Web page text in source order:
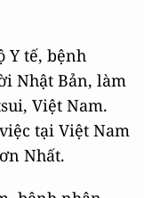
Y tế, bệnh
Nhật Bản, làm
Việt Nam.
tại Việt Nam
Nhất.